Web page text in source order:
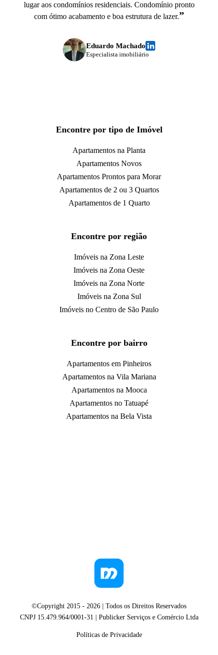
lugar aos condomínios residenciais. Condomínio pronto
com ótimo acabamento e boa estrutura de lazer.”
Eduardo Machado
Especialista imobiliário
Encontre por tipo de Imóvel
Apartamentos na Planta
Apartamentos Novos
Apartamentos Prontos para Morar
Apartamentos de 2 ou 3 Quartos
Apartamentos de 1 Quarto
Encontre por região
Imóveis na Zona Leste
Imóveis na Zona Oeste
Imóveis na Zona Norte
Imóveis na Zona Sul
Imóveis no Centro de São Paulo
Encontre por bairro
Apartamentos em Pinheiros
Apartamentos na Vila Mariana
Apartamentos na Mooca
Apartamentos no Tatuapé
Apartamentos na Bela Vista
©Copyright 2015 - 2026 | Todos os Direitos Reservados
CNPJ 15.479.964/0001-31 | Publicker Serviços e Comércio Ltda
Políticas de Privacidade